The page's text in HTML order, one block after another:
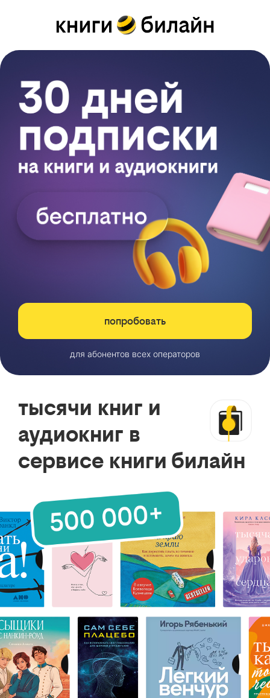
попробовать
для абонентов всех операторов
тысячи книг и
аудиокниг в
сервисе книги билайн